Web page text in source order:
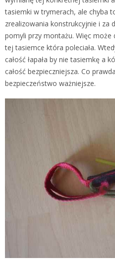
tasiemki w trymerach, ale chyba
zrealizowania konstrukcyjnie i za
pomyli przy montażu. Więc może
tej tasiemce która poleciała.
całość łapała by nie tasiemkę a
całość bezpieczniejsza. Co
bezpieczeństwo ważniejsze.